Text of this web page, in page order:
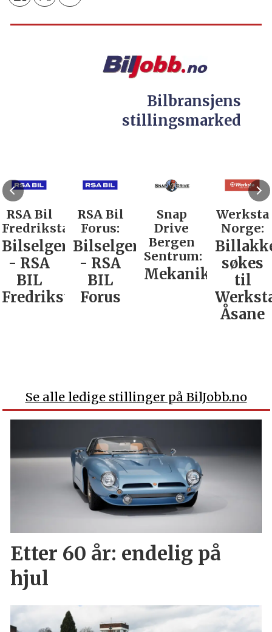
Bilbransjens
stillingsmarked
RSA Bil
Fredrikstad:
Bilselger
- RSA
BIL
Fredrikstad
RSA Bil
Forus:
Bilselger
- RSA
BIL
Forus
Snap
Drive
Bergen
Sentrum:
Mekaniker
Werksta
Norge:
søkes
til
Åsane
Se alle ledige stillinger på BilJobb.no
Etter 60 år: endelig på
hjul